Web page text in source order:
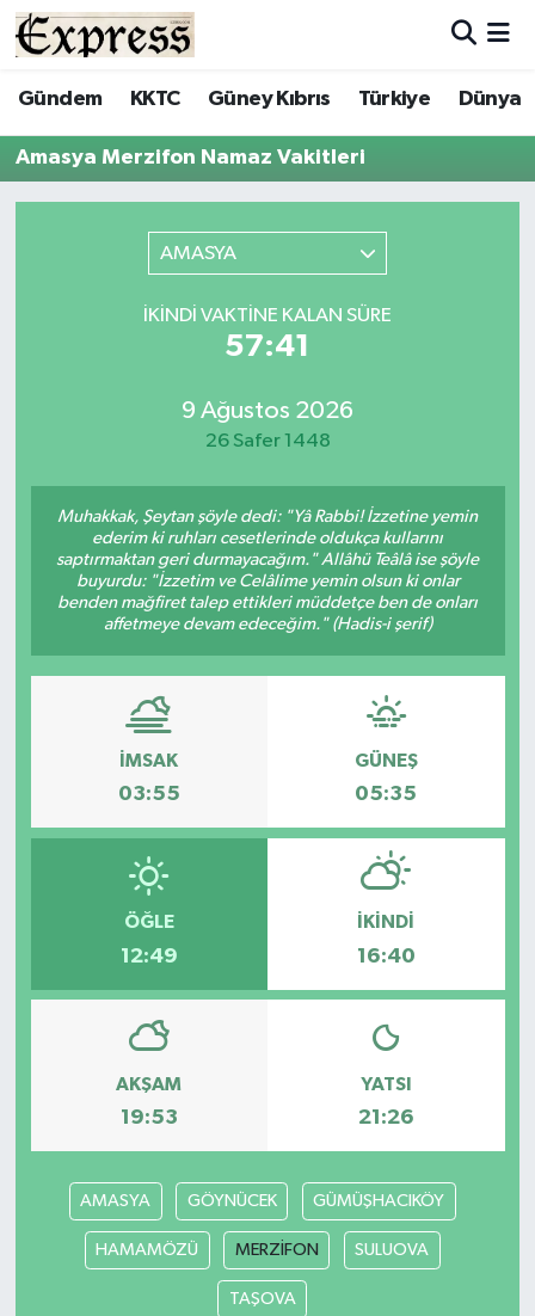
Gündem KKTC Güney Kıbrıs Türkiye Dünya
Amasya Merzifon Namaz Vakitleri
AMASYA
İKINDI VAKTINE KALAN SÜRE
57:41
9 Ağustos 2026
26 Safer 1448
Muhakkak, Şeytan şöyle dedi: "Yâ Rabbi! İzzetine yemin
ederim ki ruhları cesetlerinde oldukça kullarını
saptırmaktan geri durmayacağım." Allâhü Teâlâ ise şöyle
buyurdu: "İzzetim ve Celâlime yemin olsun ki onlar
benden mağfiret talep ettikleri müddetçe ben de onları
affetmeye devam edeceğim." (Hadis-i şerif)
İMSAK
03:55
GÜNEŞ
05:35
ÖĞLE
12:49
İKINDI
16:40
AKŞAM
19:53
YATSI
21:26
AMASYA GÖYNÜCEK GÜMÜŞHACIKÖY
HAMAMÖZÜ MERZİFON SULUOVA
TAŞOVA
ALAYKÖY
ALSANCAK
ÇATALKÖY
ENGLISH
ESENTEPE
GAZİMAĞUSA
GÜNDEM
İÇ HABERLER
LAPTA
MAGAZİN
Nöbetçi Eczaneler
ÖZEL HABER
Hava Durumu
Trafik Durumu
Tüm Manşetler
Son Dakika Haberleri